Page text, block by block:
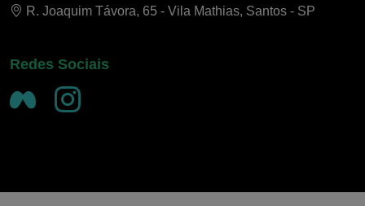
R. Joaquim Távora, 65 - Vila Mathias, Santos - SP
Redes Sociais